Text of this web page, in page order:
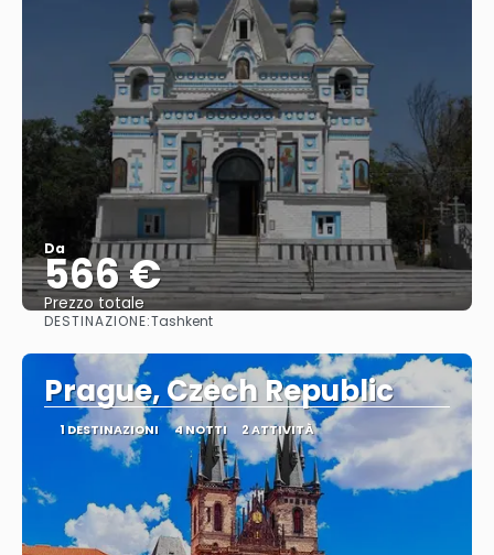
Da
566 €
Prezzo totale
DESTINAZIONE:Tashkent
Prague, Czech Republic
1 DESTINAZIONI 4 NOTTI 2 ATTIVITÀ